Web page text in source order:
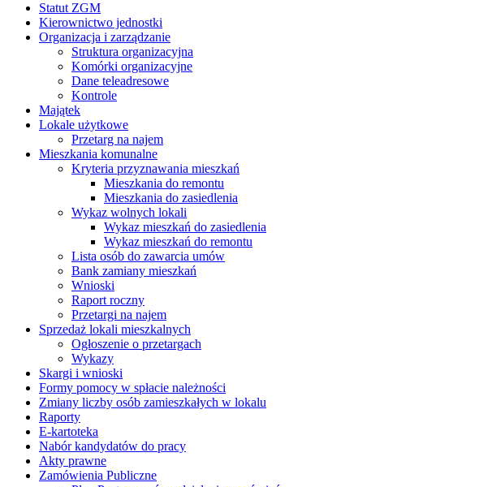
Statut ZGM
Kierownictwo jednostki
Organizacja i zarządzanie
Struktura organizacyjna
Komórki organizacyjne
Dane teleadresowe
Kontrole
Majątek
Lokale użytkowe
Przetarg na najem
Mieszkania komunalne
Kryteria przyznawania mieszkań
Mieszkania do remontu
Mieszkania do zasiedlenia
Wykaz wolnych lokali
Wykaz mieszkań do zasiedlenia
Wykaz mieszkań do remontu
Lista osób do zawarcia umów
Bank zamiany mieszkań
Wnioski
Raport roczny
Przetargi na najem
Sprzedaż lokali mieszkalnych
Ogłoszenie o przetargach
Wykazy
Skargi i wnioski
Formy pomocy w spłacie należności
Zmiany liczby osób zamieszkałych w lokalu
Raporty
E-kartoteka
Nabór kandydatów do pracy
Akty prawne
Zamówienia Publiczne